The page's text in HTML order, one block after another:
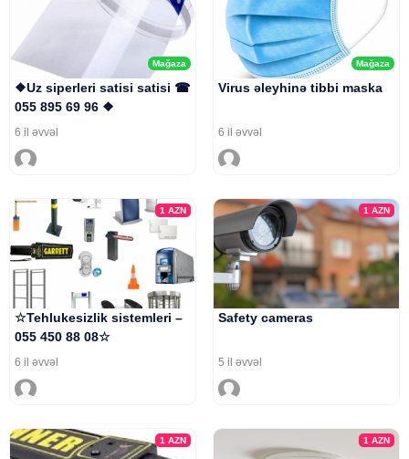
Mağaza
❖Uz siperleri satisi satisi ☎
055 895 69 96 ❖
6 il əvvəl
Mağaza
Virus əleyhinə tibbi maska
6 il əvvəl
1AZN
☆Tehlukesizlik sistemleri –
055 450 88 08☆
6 il əvvəl
1 AZN
Safety cameras
5 il əvvəl
1AZN 1 AZN